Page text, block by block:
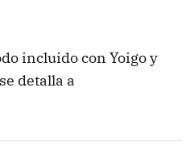
incluido con Yoigo y
detalla a